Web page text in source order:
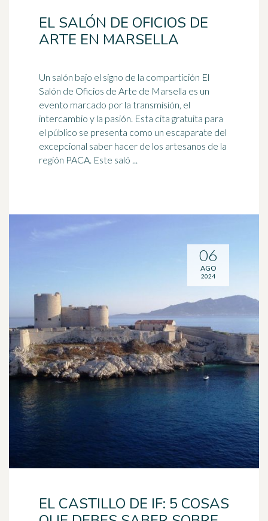
EL SALÓN DE OFICIOS DE
ARTE EN MARSELLA
Un salón bajo el signo de la compartición El
Salón de Oficios de Arte de Marsella es un
evento marcado por la transmisión, el
intercambio y la pasión. Esta cita gratuita para
el público se presenta como un escaparate del
excepcional saber hacer de los artesanos de la
región PACA. Este saló ...
EL CASTILLO DE IF: 5 COSAS
06
AGO
2024